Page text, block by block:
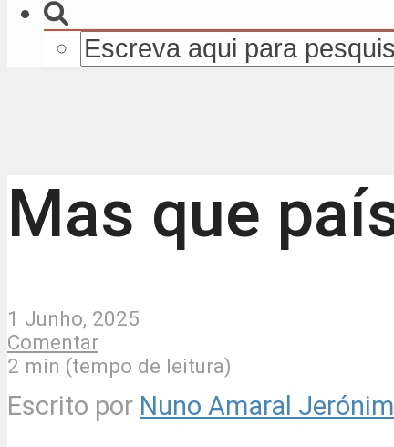
Mas que
1 Junho, 2025
Comentar
2 min (tempo de leitura)
Escrito por Nuno Amaral